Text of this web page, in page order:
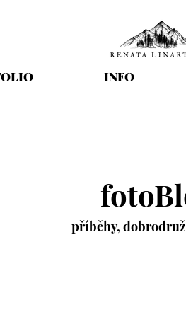
INFO
příběhy,